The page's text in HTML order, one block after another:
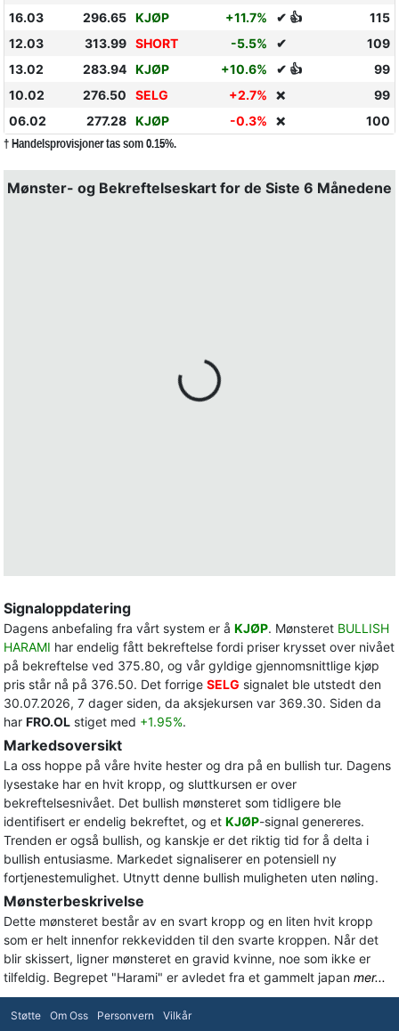
16.03
296.65 KJØP +11.7% ✔ 👍
115
12.03
313.99 SHORT -5.5% ✔
109
13.02
283.94 KJØP +10.6% ✔ 👍
99
10.02
276.50 SELG +2.7% ❌
99
06.02
277.28 KJØP -0.3% ❌ 100
† Handelsprovisjoner tas som 0.15%.
Mønster- og Bekreftelseskart for de Siste 6 Månedene
Signaloppdatering
Dagens anbefaling fra vårt system er å KJØP. Mønsteret BULLISH
HARAMI har endelig fått bekreftelse fordi priser krysset over nivået
på bekreftelse ved 375.80, og vår gyldige gjennomsnittlige kjøp
pris står nå på 376.50. Det forrige SELG signalet ble utstedt den
30.07.2026, 7 dager siden, da aksjekursen var 369.30. Siden da
har FRO.OL stiget med +1.95%.
Markedsoversikt
La oss hoppe på våre hvite hester og dra på en bullish tur. Dagens
lysestake har en hvit kropp, og sluttkursen er over
bekreftelsesnivået. Det bullish mønsteret som tidligere ble
identifisert er endelig bekreftet, og et KJØP-signal genereres.
Trenden er også bullish, og kanskje er det riktig tid for å delta i
bullish entusiasme. Markedet signaliserer en potensiell ny
fortjenestemulighet. Utnytt denne bullish muligheten uten nøling.
Mønsterbeskrivelse
Dette mønsteret består av en svart kropp og en liten hvit kropp
som er helt innenfor rekkevidden til den svarte kroppen. Når det
blir skissert, ligner mønsteret en gravid kvinne, noe som ikke er
tilfeldig. Begrepet "Harami" er avledet fra et gammelt japan mer...
Støtte Om Oss Personvern Vilkår